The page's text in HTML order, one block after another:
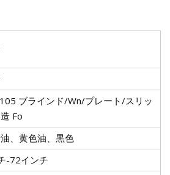
ブラインド/Wn/プレート/スリッ
Fo
、黄色油、黒色
-72インチ